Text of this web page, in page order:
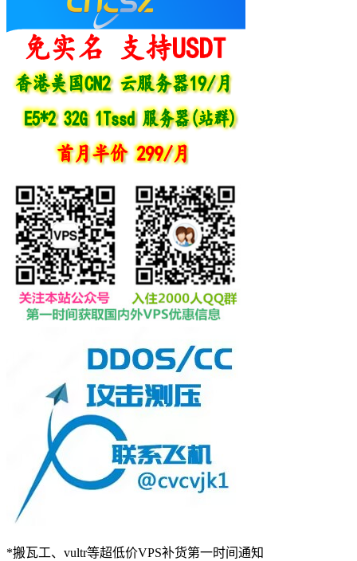
*搬瓦工、vultr等超低价VPS补货第一时间通知